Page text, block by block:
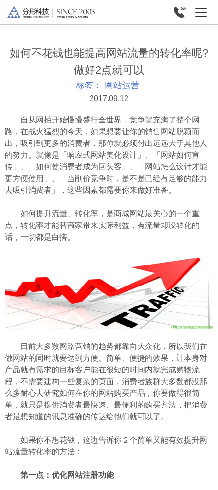
如何不花钱也能提高网站流量的转化率呢?
做好2点就可以
标签： 网站运营
2017.09.12
自从网拍开始慢慢盛行全世界，竞争就充满了整个网
路，在战火猛烈的今天，如果想要让你的销售网站脱颖而
出，吸引到更多的消费者，那你就必须付出远远大于其他人
的努力。就像是「响应式网站美化设计」、「网站如何宣
传」、「如何使消费者成为回头客」、「网站怎么设计才能
更方便使用」、「当削价竞争时，是不是已经有足够的能力
去吸引消费者」，这些因素都需要你来做好准备。
如何提升流量、转化率，是商城网站最关心的一个重
点，转化率才能替商家带来实际利益，有流量却没转化的
话，一切都是白搭。
目前大多数网路营销的趋势都靠向大众化，所以我们在
做网站的同时就要达到方便、简单、便捷的效果，让本身对
产品就有需求的目标客户能在很短的时间内就完成购物流
程，不需要建构一些复杂的页面，消费者族群大多数都没那
么多耐心去研究如何在你的网站购买产品，你要做得很简
单，就只是提供消费者最快速、最便利的购买方法，把消费
者最想知道的讯息准确的传达给他们就可以了。
如果你不想花钱，这边告诉你２个简单又能有效提升网
站流量转化率的方法：
第一点：优化网站注册功能